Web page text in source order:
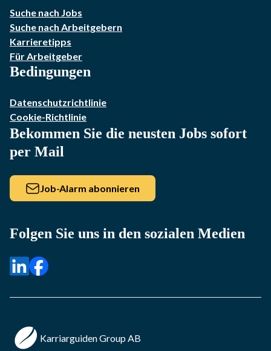
Suche nach Jobs
Suche nach Arbeitgebern
Karrieretipps
Für Arbeitgeber
Bedingungen
Datenschutzrichtlinie
Cookie-Richtlinie
Bekommen Sie die neusten Jobs sofort
per Mail
Job-Alarm abonnieren
Folgen Sie uns in den sozialen Medien
Karriarguiden Group AB